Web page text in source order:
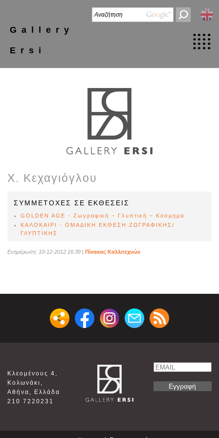
Gallery
Ersi
Χ. Κεχαγιόγλου
ΣΥΜΜΕΤΟΧΕΣ ΣΕ ΕΚΘΕΣΕΙΣ
GOLDEN AGE - Ζωγραφική – Γλυπτική – Κόσμημα
ΚΑΛΟΚΑΙΡΙ - ΟΜΑΔΙΚΗ ΕΚΘΕΣΗ ΖΩΓΡΑΦΙΚΗΣ/
ΓΛΥΠΤΙΚΗΣ
Ενημέρωση: 10-12-2012 16:39 | Πίνακας Καλλιτεχνών
Κλεομένους 4,
Κολωνάκι,
Αθήνα, Ελλάδα
210 7220231
Email